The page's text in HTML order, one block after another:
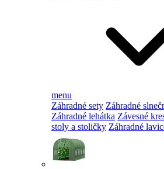
menu
Záhradné sety Záhradné
Záhradné lehátka Závesné
stoly a stoličky Záhradné